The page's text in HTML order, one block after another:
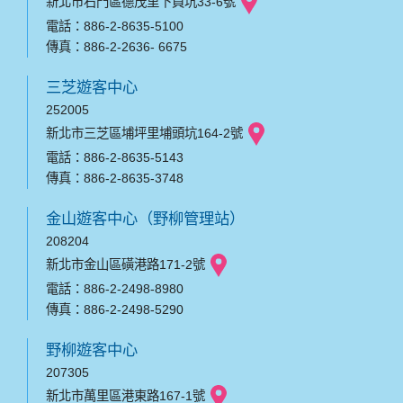
電話：886-2-8635-5100
傳真：886-2-2636- 6675
三芝遊客中心
252005
新北市三芝區埔坪里埔頭坑164-2號
電話：886-2-8635-5143
傳真：886-2-8635-3748
金山遊客中心（野柳管理站）
208204
新北市金山區磺港路171-2號
電話：886-2-2498-8980
傳真：886-2-2498-5290
野柳遊客中心
207305
新北市萬里區港東路167-1號